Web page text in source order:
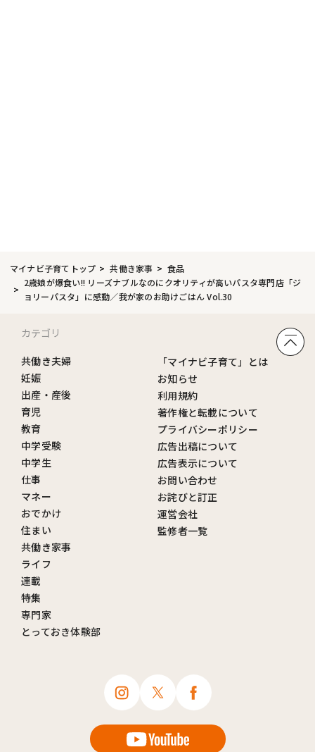
マイナビ子育てトップ 共働き家事
食品
2歳娘が爆食い!! リーズナブルなのにクオリティが高いパスタ専門店「ジ
ョリーパスタ」に感動／我が家のお助けごはん Vol.30
カテゴリ
共働き夫婦
妊娠
出産・産後
育児
教育
中学受験
中学生
仕事
マネー
おでかけ
住まい
共働き家事
ライフ
連載
特集
専門家
とっておき体験部
「マイナビ子育て」とは
お知らせ
利用規約
著作権と転載について
プライバシーポリシー
広告出稿について
広告表示について
お問い合わせ
お詫びと訂正
運営会社
監修者一覧